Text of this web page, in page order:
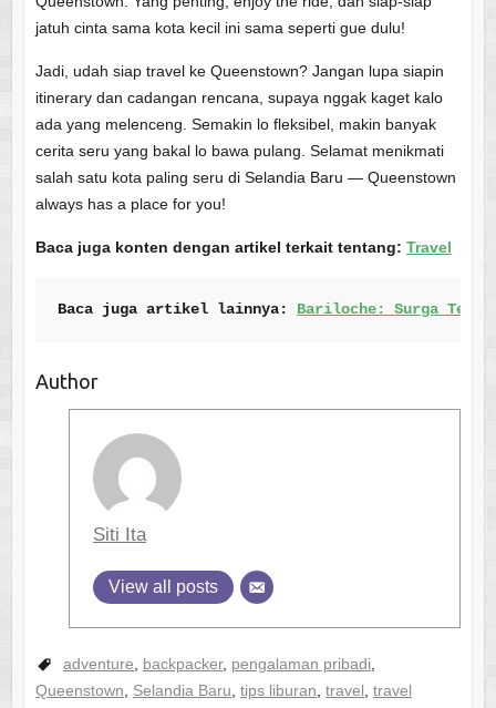
jatuh cinta sama kota kecil ini sama seperti gue dulu!
Jadi, udah siap travel ke Queenstown? Jangan lupa siapin
itinerary dan cadangan rencana, supaya nggak kaget kalo
ada yang melenceng. Semakin lo fleksibel, makin banyak
cerita seru yang bakal lo bawa pulang. Selamat menikmati
salah satu kota paling seru di Selandia Baru — Queenstown
always has a place for you!
Baca juga konten dengan artikel terkait tentang: Travel
Baca juga artikel lainnya: Bariloche: Surga
Author
Siti Ita
View all posts
adventure backpacker, pengalaman pribadi
Queenstown
Selandia Baru tips liburan travel travel